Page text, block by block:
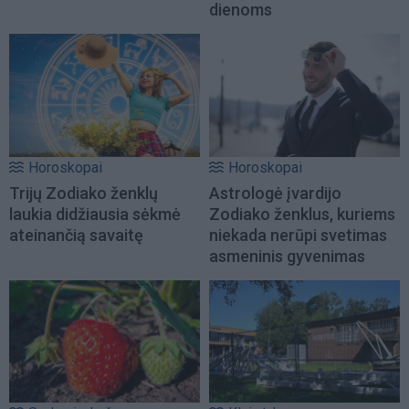
dienoms
Horoskopai
Trijų Zodiako ženklų
laukia didžiausia sėkmė
ateinančią savaitę
Horoskopai
Astrologė įvardijo
Zodiako ženklus, kuriems
niekada nerūpi svetimas
asmeninis gyvenimas